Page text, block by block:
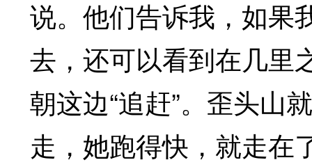
说。他们告诉我，如果
去，还可以看到在几里
朝这边“追赶”。歪头山
走，她跑得快，就走在